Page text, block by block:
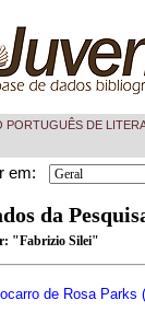
PORTUGUÊS DE
em:
da
"Fabrizio Silei"
de Rosa Parks